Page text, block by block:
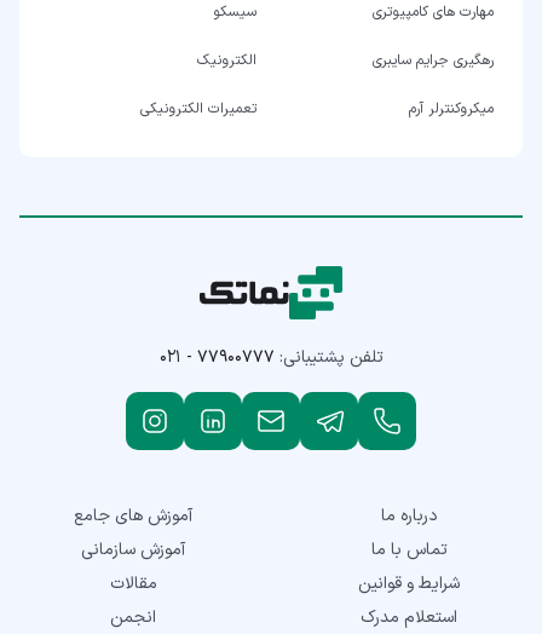
مهارت های کامپیوتری سیسکو
رهگیری جرایم سایبری الکترونیک
میکروکنترلر آرم تعمیرات الکترونیکی
تلفن پشتیبانی: ۰۲۱ - ۷۷۹۰۰۷۷۷
درباره ما
تماس با ما
شرایط و قوانین
استعلام مدرک
آموزش های جامع
آموزش سازمانی
مقالات
انجمن